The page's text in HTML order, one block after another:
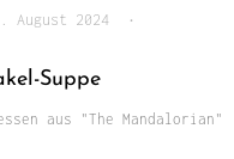
August 2024 •
Suppe
aus "The Mandalorian"